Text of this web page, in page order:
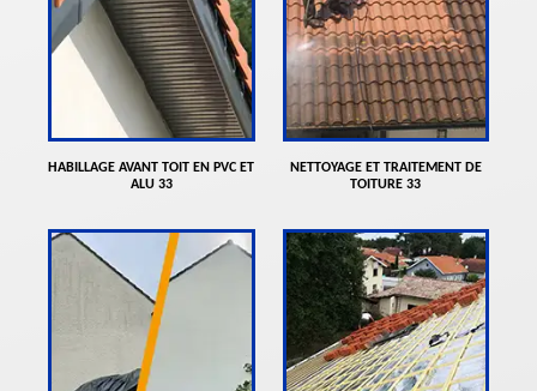
HABILLAGE AVANT TOIT EN PVC ET
ALU 33
NETTOYAGE ET TRAITEMENT DE
TOITURE 33